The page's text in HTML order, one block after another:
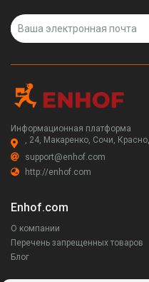
Информационная платформа
, 24, Макаренко, Сочи,
support@enhof.com
http://enhof.com
Enhof.com
О компании
Перечень запрещенных товаров
Блог